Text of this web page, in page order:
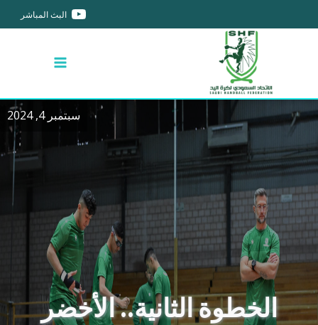
البث المباشر
سبتمبر 4, 2024
الخطوة الثانية.. الأخضر